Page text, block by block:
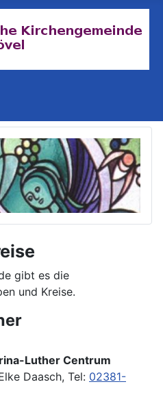
gibt es die
und Kreise.
Luther Centrum
Daasch, Tel: 02381-